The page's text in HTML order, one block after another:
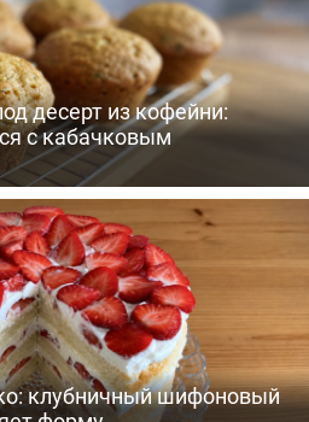
десерт из кофейни:
с кабачковым
клубничный шифоновый